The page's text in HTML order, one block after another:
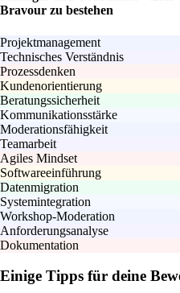
Bravour zu bestehen
Projektmanagement
Technisches Verständnis
Prozessdenken
Kundenorientierung
Beratungssicherheit
Kommunikationsstärke
Moderationsfähigkeit
Teamarbeit
Agiles Mindset
Softwareeinführung
Datenmigration
Systemintegration
Workshop-Moderation
Anforderungsanalyse
Dokumentation
Einige Tipps für deine